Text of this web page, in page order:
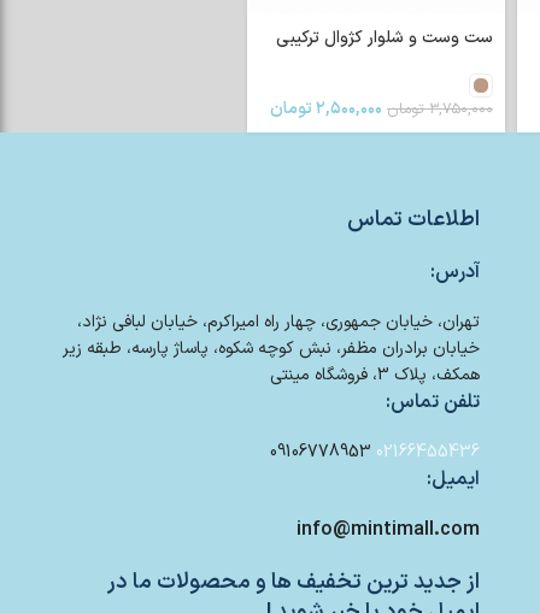
ست وست و شلوار کژوال ترکیبی
۳,۷۵۰,۰۰۰ تومان ۲,۵۰۰,۰۰۰تومان
اطلاعات تماس
آدرس:
تهران، خیابان جمهوری، چهار راه امیراکرم، خیابان لبافی نژاد،
خیابان برادران مظفر، نبش کوچه شکوه، پاساژ پارسه، طبقه زیر
همکف، پلاک 3، فروشگاه مینتی
تلفن تماس:
02166455436
09106778953
ایمیل:
info@mintimall.com
از جدید ترین تخفیف ها و محصولات ما در